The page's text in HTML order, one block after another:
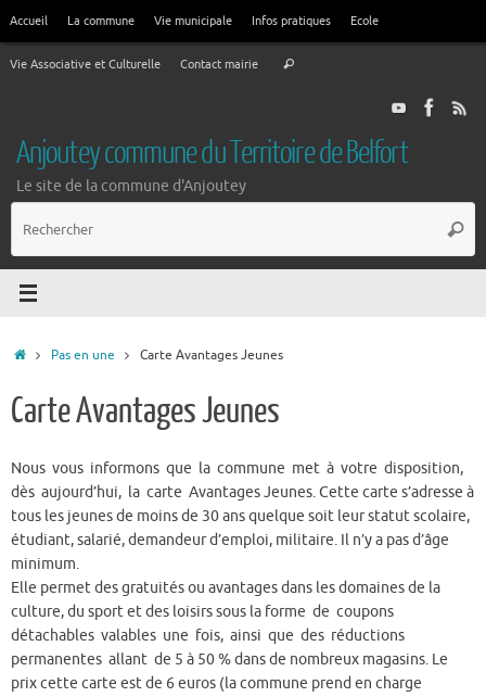
contenu
Accueil La commune Vie municipale Infos pratiques Ecole
Vie Associative et Culturelle Contact mairie Rechercher
Anjoutey commune du Territoire de Belfort
Le site de la commune d'Anjoutey
:
AccueilPas en une Carte Avantages Jeunes
Carte Avantages Jeunes
Nous vous informons que la commune met à votre disposition,
dès aujourd’hui, la carte Avantages Jeunes. Cette carte s’adresse à
tous les jeunes de moins de 30 ans quelque soit leur statut scolaire,
étudiant, salarié, demandeur d’emploi, militaire. Il n’y a pas d’âge
minimum.
Elle permet des gratuités ou avantages dans les domaines de la
culture, du sport et des loisirs sous la forme de coupons
détachables valables une fois, ainsi que des réductions
permanentes allant de 5 à 50 % dans de nombreux magasins. Le
prix cette carte est de 6 euros (la commune prend en charge